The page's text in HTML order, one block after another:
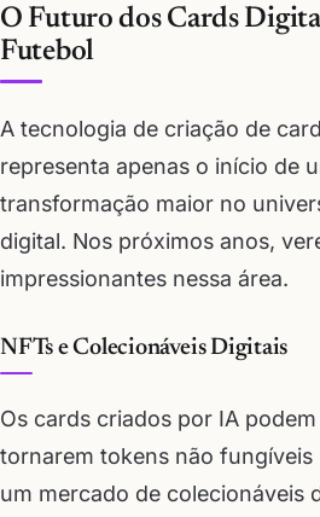
O Futuro dos Cards
Futebol
A tecnologia de criação de
representa apenas o início de
transformação maior no
digital. Nos próximos anos,
impressionantes nessa área.
NFTs e Colecionáveis Digitais
Os cards criados por IA
tornarem tokens não fungíveis
um mercado de colecionáveis